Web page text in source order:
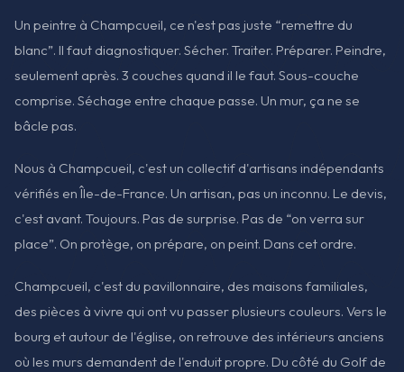
Un peintre à Champcueil, ce n'est pas juste “remettre du
blanc”. Il faut diagnostiquer. Sécher. Traiter. Préparer. Peindre,
seulement après. 3 couches quand il le faut. Sous-couche
comprise. Séchage entre chaque passe. Un mur, ça ne se
bâcle pas.
Nous à Champcueil, c'est un collectif d'artisans indépendants
vérifiés en Île-de-France. Un artisan, pas un inconnu. Le devis,
c'est avant. Toujours. Pas de surprise. Pas de “on verra sur
place”. On protège, on prépare, on peint. Dans cet ordre.
Champcueil, c'est du pavillonnaire, des maisons familiales,
des pièces à vivre qui ont vu passer plusieurs couleurs. Vers le
bourg et autour de l'église, on retrouve des intérieurs anciens
où les murs demandent de l'enduit propre. Du côté du Golf de